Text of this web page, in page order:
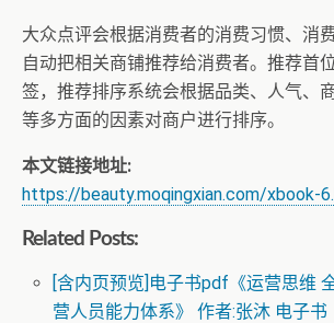
大众点评会根据消费者的消费习惯、消
自动把相关商铺推荐给消费者。推荐首
签，推荐排序系统会根据品类、人气、
等多方面的因素对商户进行排序。
本文链接地址:
https://beauty.moqingxian.com/xbook-
Related Posts:
[含内页预览]电子书pdf《运营思维
营人员能力体系》 作者:张沐 电子书